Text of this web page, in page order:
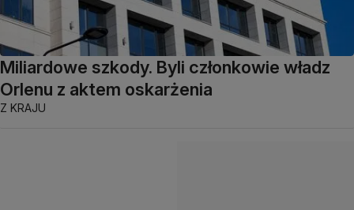
Miliardowe szkody. Byli członkowie władz
Orlenu z aktem oskarżenia
Z KRAJU